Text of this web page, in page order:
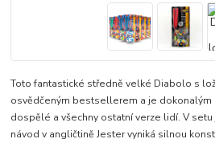
Toto fantastické středně velké Diabolo s
osvědčeným bestsellerem a je
dospělé a všechny ostatní verze lidí. V
návod v angličtině Jester vyniká silnou